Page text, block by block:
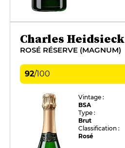
Charles Heidsieck
ROSÉ RÉSERVE (MAGNUM)
92/100
Vintage :
BSA
Type :
Brut
Classification :
Rosé